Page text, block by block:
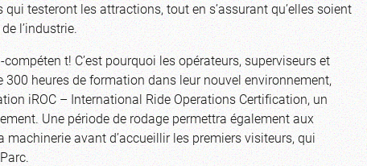
testeront les attractions, tout en s’assurant qu’elles soient
l’industrie.
t! C’est pourquoi les opérateurs, superviseurs et
heures de formation dans leur nouvel environnement,
iROC – International Ride Operations Certification, un
Une période de rodage permettra également aux
avant d’accueillir les premiers visiteurs, qui